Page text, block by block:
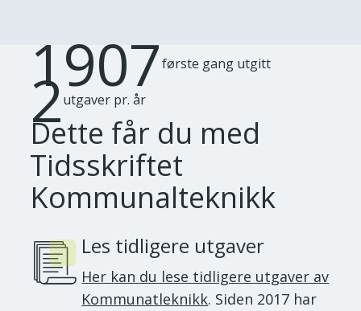
1907første gang utgitt
2utgaver pr. år
Dette får du med
Tidsskriftet
Kommunalteknikk
Les tidligere utgaver
Her kan du lese tidligere utgaver av
Kommunatleknikk. Siden 2017 har